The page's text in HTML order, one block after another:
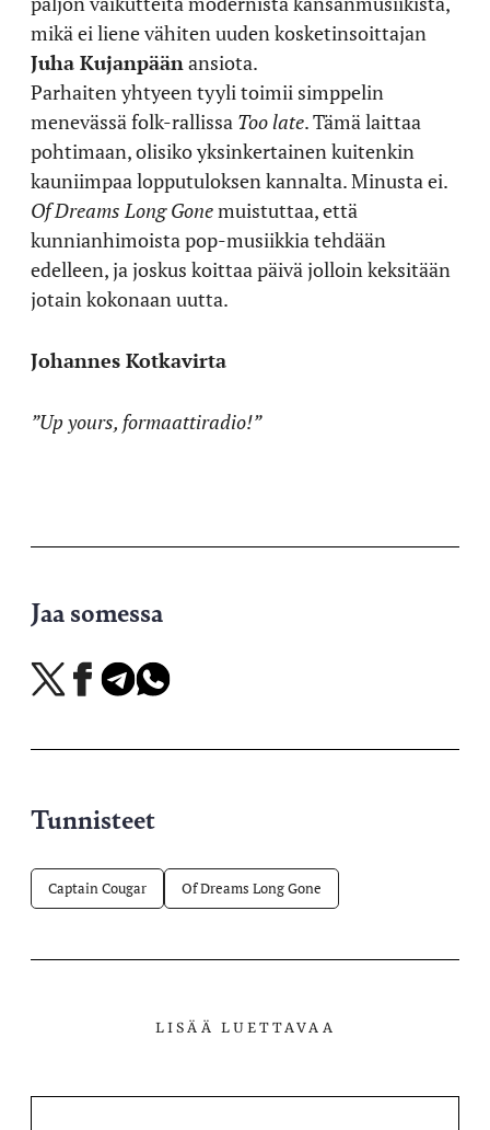
mikä ei liene vähiten uuden kosketinsoittajan
Juha Kujanpään ansiota.
Parhaiten yhtyeen tyyli toimii simppelin
menevässä folk-rallissa Too late. Tämä laittaa
pohtimaan, olisiko yksinkertainen kuitenkin
kauniimpaa lopputuloksen kannalta. Minusta ei.
Of Dreams Long Gonemuistuttaa, että
kunnianhimoista pop-musiikkia tehdään
edelleen, ja joskus koittaa päivä jolloin keksitään
jotain kokonaan uutta.
Johannes Kotkavirta
”Up yours, formaattiradio!”
Jaa somessa
Jaa
X-
Jaa
Facebookissa
Jaa
Telegramissa
Jaa
WhatsAppissa
Tunnisteet
Captain Cougar Of Dreams Long Gone
LISÄÄ LUETTAVAA